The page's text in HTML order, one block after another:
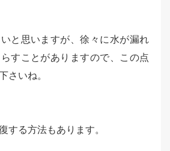
と思いますが、徐々に水が漏れ
すことがありますので、この点
さいね。
する方法もあります。